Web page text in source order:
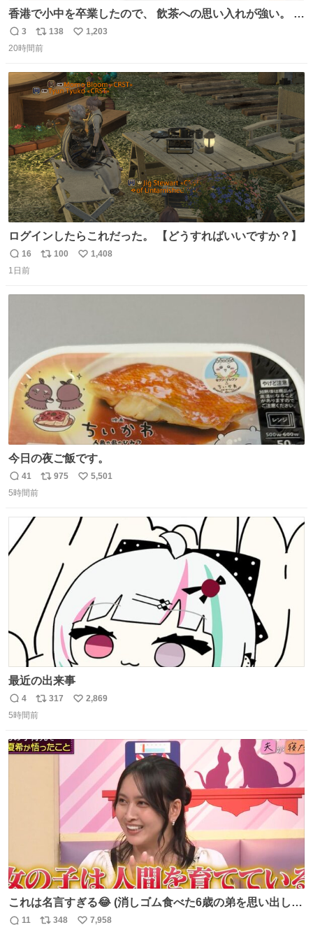
香港で小中を卒業したので、 飲茶への思い入れが強い。 常
に現地の味を探している。 横浜中華街まで行き、店を厳選
すれば流石に出会えるけど、もっと近場で気軽に行ける店
たけど、 総合的には満足。
返
信
3
リ
ポ
ト
数
138
い
数
1,203
20時間前
ログインしたらこれだった。 【どうすればいいですか？】
返
信
16
リ
100
い
1,408
1日前
今日の夜ご飯です。
返
信
41
リ
975
い
数
5,501
5時間前
最近の出来事
返
信
4
リ
ポ
ト
317
い
数
2,869
5時間前
これは名言すぎる😂 (消しゴム食べた6歳の弟を思い出しな
がら)
11 348 7,958